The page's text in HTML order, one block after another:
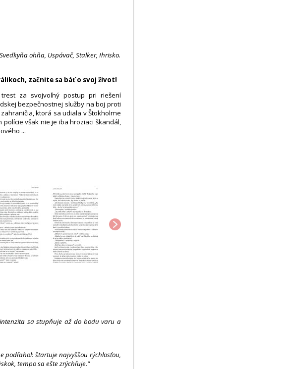
ohňa, Uspávač, Stalker, Ihrisko.
začnite sa báť o svoj život!
za svojvoľný postup pri riešení
bezpečnostnej služby na boj proti
ktorá sa udiala v Štokholme
však nie je iba hroziaci škandál,
...
sa stupňuje až do bodu varu a
podľahol: štartuje najvyššou rýchlosťou,
tempo sa ešte zrýchľuje."